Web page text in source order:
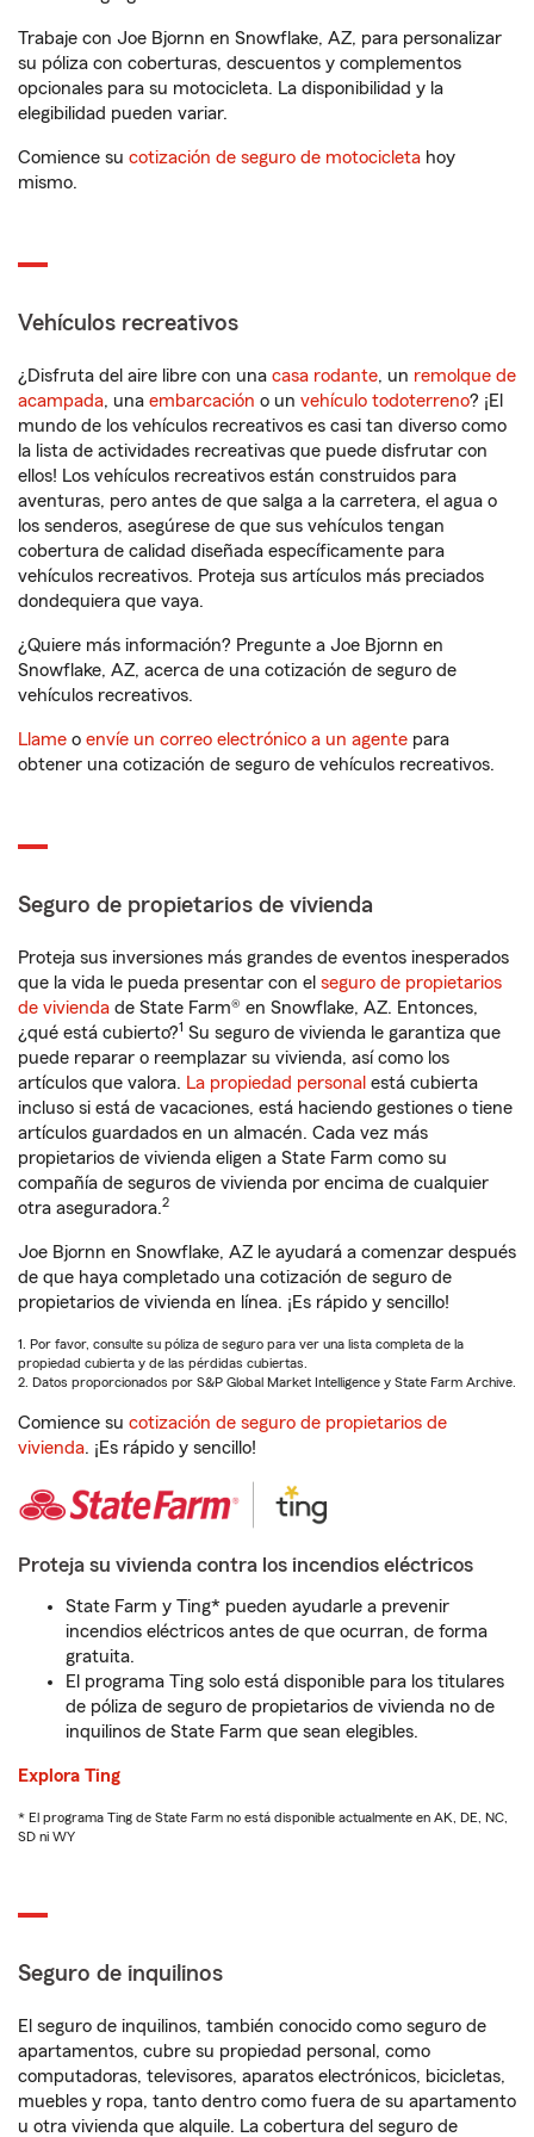
Trabaje con Joe Bjornn en Snowflake, AZ, para personalizar
su póliza con coberturas, descuentos y complementos
opcionales para su motocicleta. La disponibilidad y la
elegibilidad pueden variar.
Comience su cotización de seguro de motocicleta hoy
mismo.
Vehículos recreativos
¿Disfruta del aire libre con una casa rodante, un remolque de
acampada, una embarcación o un vehículo todoterreno? ¡El
mundo de los vehículos recreativos es casi tan diverso como
la lista de actividades recreativas que puede disfrutar con
ellos! Los vehículos recreativos están construidos para
aventuras, pero antes de que salga a la carretera, el agua o
los senderos, asegúrese de que sus vehículos tengan
cobertura de calidad diseñada específicamente para
vehículos recreativos. Proteja sus artículos más preciados
dondequiera que vaya.
¿Quiere más información? Pregunte a Joe Bjornn en
Snowflake, AZ, acerca de una cotización de seguro de
vehículos recreativos.
Llame o envíe un correo electrónico a un agente para
obtener una cotización de seguro de vehículos recreativos.
Seguro de propietarios de vivienda
Proteja sus inversiones más grandes de eventos inesperados
que la vida le pueda presentar con el seguro de propietarios
de vivienda de State Farm® en Snowflake, AZ. Entonces,
¿qué está cubierto?1 Su seguro de vivienda le garantiza que
puede reparar o reemplazar su vivienda, así como los
artículos que valora. La propiedad personal está cubierta
incluso si está de vacaciones, está haciendo gestiones o tiene
artículos guardados en un almacén. Cada vez más
propietarios de vivienda eligen a State Farm como su
compañía de seguros de vivienda por encima de cualquier
otra aseguradora.2
Joe Bjornn en Snowflake, AZ le ayudará a comenzar después
de que haya completado una cotización de seguro de
propietarios de vivienda en línea. ¡Es rápido y sencillo!
1. Por favor, consulte su póliza de seguro para ver una lista completa de la
propiedad cubierta y de las pérdidas cubiertas.
2. Datos proporcionados por S&P Global Market Intelligence y State Farm Archive.
Comience su cotización de seguro de propietarios de
vivienda. ¡Es rápido y sencillo!
Proteja su vivienda contra los incendios eléctricos
State Farm y Ting* pueden ayudarle a prevenir
incendios eléctricos antes de que ocurran, de forma
gratuita.
El programa Ting solo está disponible para los titulares
de póliza de seguro de propietarios de vivienda no de
inquilinos de State Farm que sean elegibles.
Explora Ting
* El programa Ting de State Farm no está disponible actualmente en AK, DE, NC,
SD ni WY
Seguro de inquilinos
El seguro de inquilinos, también conocido como seguro de
apartamentos, cubre su propiedad personal, como
computadoras, televisores, aparatos electrónicos, bicicletas,
muebles y ropa, tanto dentro como fuera de su apartamento
u otra vivienda que alquile. La cobertura del seguro de